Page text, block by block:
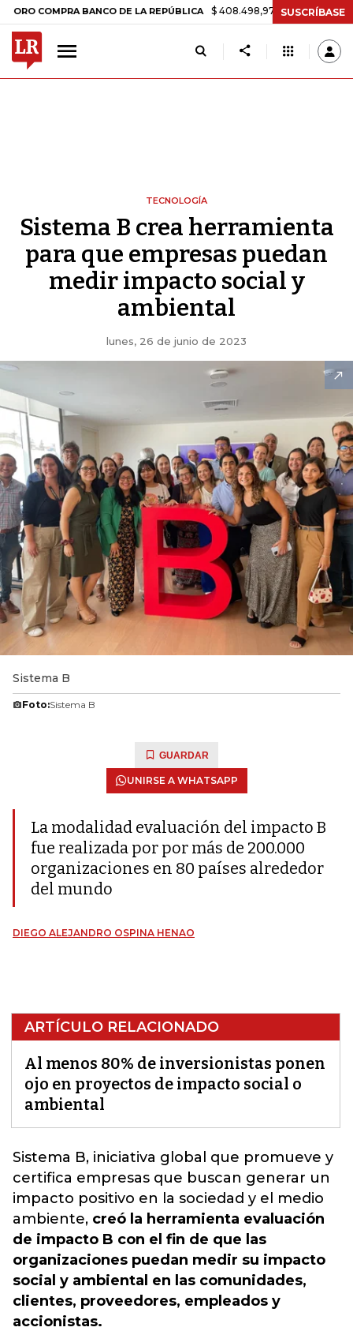
BANCO DE LA REPÚBLICA $ 408.498,97 +$ 8.753,81 +2,19%
SUSCRÍBASE
TECNOLOGÍA
Sistema B crea herramienta
para que empresas puedan
medir impacto social y
ambiental
lunes, 26 de junio de 2023
Sistema B
Foto:Sistema B
GUARDAR
UNIRSE A WHATSAPP
La modalidad evaluación del impacto B
fue realizada por por más de 200.000
organizaciones en 80 países alrededor
del mundo
DIEGO ALEJANDRO OSPINA HENAO
ARTÍCULO RELACIONADO
Al menos 80% de inversionistas ponen
ojo en proyectos de impacto social o
ambiental
Sistema B, iniciativa global que promueve y
certifica empresas que buscan generar un
impacto positivo en la sociedad y el medio
ambiente, creó la herramienta evaluación
de impacto B con el fin de que las
organizaciones puedan medir su impacto
social y ambiental en las comunidades,
clientes, proveedores, empleados y
accionistas.